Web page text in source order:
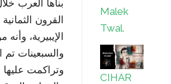
بناها العرب
القرون
الإيبيرية،
والسبعينات تم
وتراكمت
Malek
Twal.
CIHAR